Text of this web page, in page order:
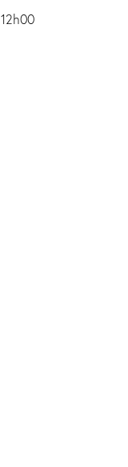
12h00